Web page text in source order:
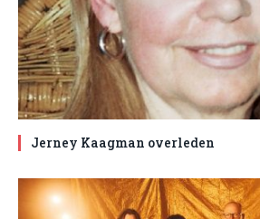
Jerney Kaagman overleden